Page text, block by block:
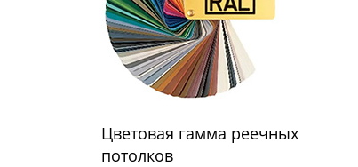
Цветовая гамма реечных
потолков